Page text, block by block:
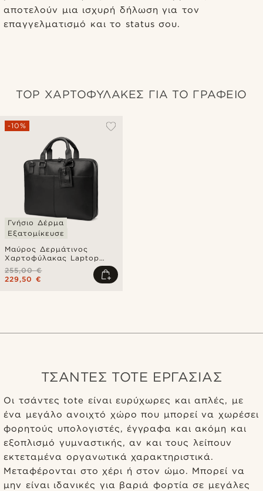
αποτελούν μια ισχυρή δήλωση για τον
επαγγελματισμό και το status σου.
TOP ΧΑΡΤΟΦΥΛΑΚΕΣ ΓΙΑ ΤΟ ΓΡΑΦΕΙΟ
Μαύρος Δερμάτινος
Χαρτοφύλακας Laptop
Scott
-10%
Γνήσιο Δέρμα
Εξατομίκευσε
255,00 €
229,50 €
ΤΣΑΝΤΕΣ TOTE ΕΡΓΑΣΙΑΣ
Οι τσάντες tote είναι ευρύχωρες και απλές, με
ένα μεγάλο ανοιχτό χώρο που μπορεί να χωρέσει
φορητούς υπολογιστές, έγγραφα και ακόμη και
εξοπλισμό γυμναστικής, αν και τους λείπουν
εκτεταμένα οργανωτικά χαρακτηριστικά.
Μεταφέρονται στο χέρι ή στον ώμο. Μπορεί να
μην είναι ιδανικές για βαριά φορτία σε μεγάλες